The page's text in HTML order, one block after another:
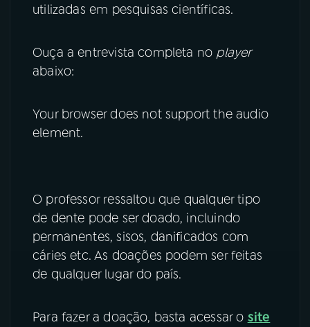
utilizadas em pesquisas científicas.
Ouça a entrevista completa no player
abaixo:
Your browser does not support the audio
element.
O professor ressaltou que qualquer tipo
de dente pode ser doado, incluindo
permanentes, sisos, danificados com
cáries etc. As doações podem ser feitas
de qualquer lugar do país.
Para fazer a doação, basta acessar o site